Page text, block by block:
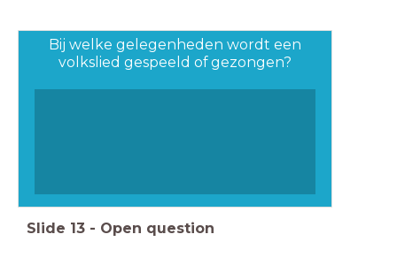
Bij welke gelegenheden wordt een
volkslied gespeeld of gezongen?
Slide 13 - Open question